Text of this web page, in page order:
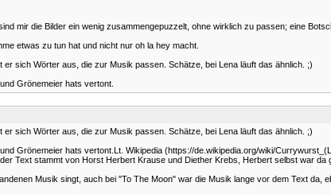
mir die Bilder ein wenig zusammengepuzzelt, ohne wirklich zu passen; eine
etwas zu tun hat und nicht nur oh la hey macht.
sich Wörter aus, die zur Musik passen. Schätze, bei Lena läuft das ähnlich. ;)
Grönemeier hats vertont.
sich Wörter aus, die zur Musik passen. Schätze, bei Lena läuft das ähnlich. ;)
Grönemeier hats vertont.Lt. Wikipedia (https://de.wikipedia.org/wiki/
Text stammt von Horst Herbert Krause und Diether Krebs, Herbert selbst war da
Musik singt, auch bei "To The Moon" war die Musik lange vor dem Text